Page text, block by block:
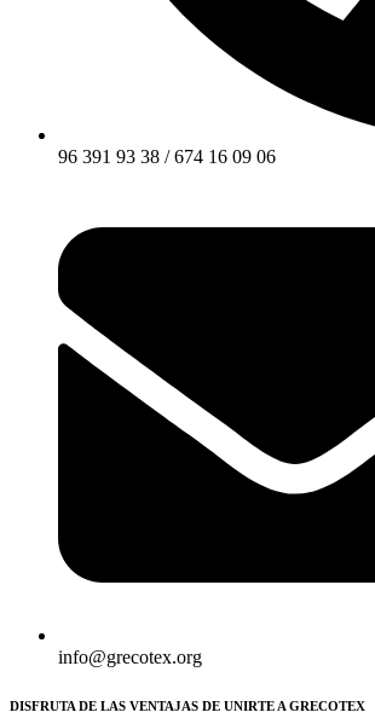
96 391 93 38 / 674 16 09 06
info@grecotex.org
DISFRUTA DE LAS VENTAJAS DE UNIRTE A GRECOTEX